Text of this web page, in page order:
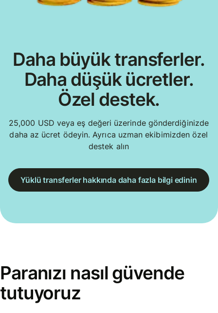
Daha büyük transferler.
Daha düşük ücretler.
Özel destek.
25,000 USD veya eş değeri üzerinde gönderdiğinizde
daha az ücret ödeyin. Ayrıca uzman ekibimizden özel
destek alın
Yüklü transferler hakkında daha fazla bilgi edinin
Paranızı nasıl güvende
tutuyoruz